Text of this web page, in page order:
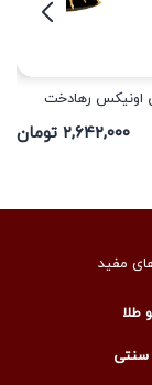
اونیکس رهادخت
۲,۶۴۲,۰۰۰ تومان
مفید
طلا
سنتی